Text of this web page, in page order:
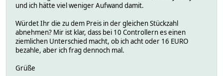
und ich hätte viel weniger Aufwand damit.
Würdet Ihr die zu dem Preis in der gleichen Stückzahl
abnehmen? Mir ist klar, dass bei 10 Controllern es einen
ziemlichen Unterschied macht, ob ich acht oder 16 EURO
bezahle, aber ich frag dennoch mal.
Grüße